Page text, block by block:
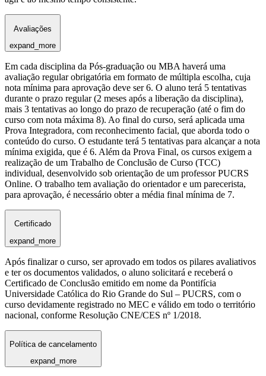
Avaliações
expand_more
Em cada disciplina da Pós-graduação ou MBA haverá uma
avaliação regular obrigatória em formato de múltipla escolha, cuja
nota mínima para aprovação deve ser 6. O aluno terá 5 tentativas
durante o prazo regular (2 meses após a liberação da disciplina),
mais 3 tentativas ao longo do prazo de recuperação (até o fim do
curso com nota máxima 8). Ao final do curso, será aplicada uma
Prova Integradora, com reconhecimento facial, que aborda todo o
conteúdo do curso. O estudante terá 5 tentativas para alcançar a nota
mínima exigida, que é 6. Além da Prova Final, os cursos exigem a
realização de um Trabalho de Conclusão de Curso (TCC)
individual, desenvolvido sob orientação de um professor PUCRS
Online. O trabalho tem avaliação do orientador e um parecerista,
para aprovação, é necessário obter a média final mínima de 7.
Certificado
expand_more
Após finalizar o curso, ser aprovado em todos os pilares avaliativos
e ter os documentos validados, o aluno solicitará e receberá o
Certificado de Conclusão emitido em nome da Pontifícia
Universidade Católica do Rio Grande do Sul – PUCRS, com o
curso devidamente registrado no MEC e válido em todo o território
nacional, conforme Resolução CNE/CES nº 1/2018.
Política de cancelamento
expand_more